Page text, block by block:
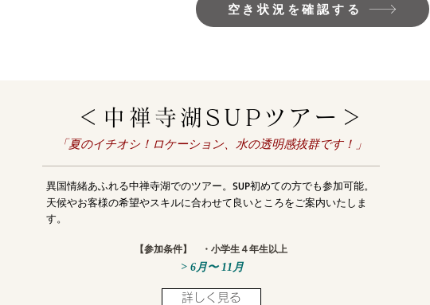
空き状況を確認する
＜中禅寺湖SUPツアー＞
​「夏のイチオシ！ロケーション、水の透明感抜群です！」
​異国情緒あふれる中禅寺湖でのツアー。SUP初めての方でも参加可能。
天候やお客様の希望やスキルに合わせて良いところをご案内いたしま
す。
【参加条件】
・小学生４年生以上
> 6月〜 11月
詳しく見る